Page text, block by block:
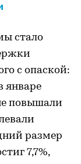
стало
с опаской:
январе
повышали
размер
7,7%,